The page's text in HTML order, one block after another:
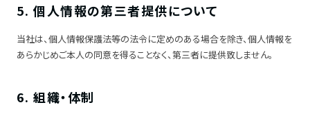
5. 個人情報の第三者提供について
当社は、個人情報保護法等の法令に定めのある場合を除き、個人情報を
あらかじめご本人の同意を得ることなく、第三者に提供致しません。
6. 組織・体制